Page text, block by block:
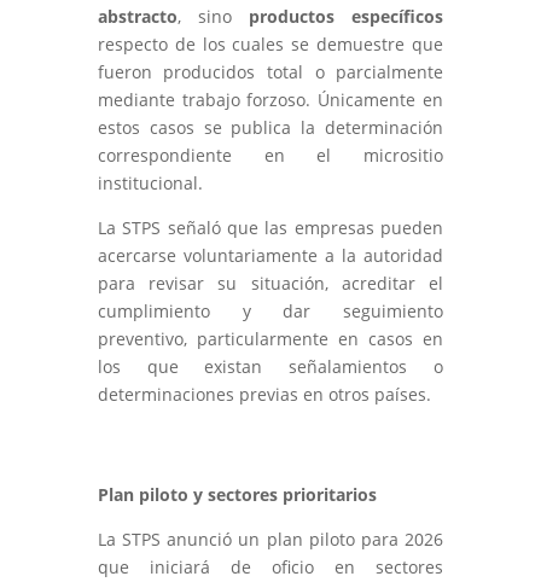
abstracto, sino productos específicos
respecto de los cuales se demuestre que
fueron producidos total o parcialmente
mediante trabajo forzoso. Únicamente en
estos casos se publica la determinación
correspondiente en el micrositio
institucional.
La STPS señaló que las empresas pueden
acercarse voluntariamente a la autoridad
para revisar su situación, acreditar el
cumplimiento y dar seguimiento
preventivo, particularmente en casos en
los que existan señalamientos o
determinaciones previas en otros países.
Plan piloto y sectores prioritarios
La STPS anunció un plan piloto para 2026
que iniciará de oficio en sectores